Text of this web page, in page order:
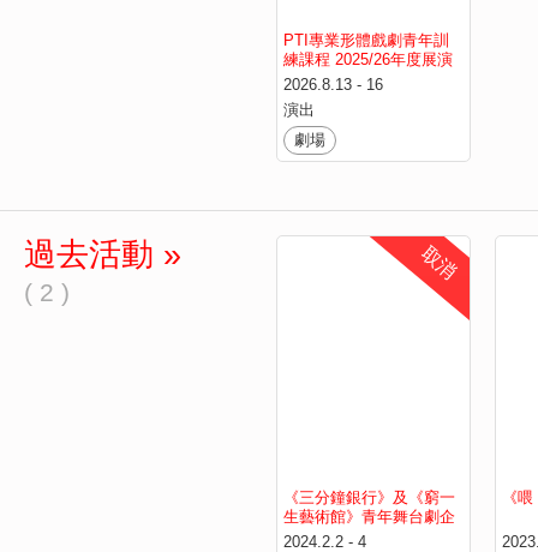
PTI專業形體戲劇青年訓
練課程 2025/26年度展演
《尋路人》
2026.8.13 - 16
演出
劇場
過去活動 »
( 2 )
取消
《三分鐘銀⾏》及《窮一
生藝術館》青年舞台劇企
劃 2024
2024.2.2 - 4
《